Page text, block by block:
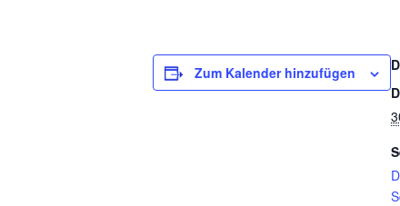
Zum Kalender hinzufügen